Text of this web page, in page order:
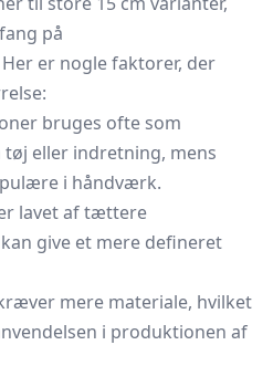
på
er nogle faktorer, der
bruges ofte som
eller indretning, mens
i håndværk.
lavet af tættere
give et mere defineret
mere materiale, hvilket
i produktionen af